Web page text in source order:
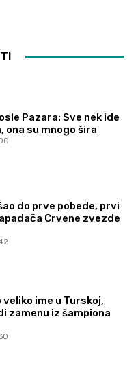
Pazara: Sve nek ide
ona su mnogo šira
do prve pobede, prvi
Crvene zvezde
veliko ime u Turskoj,
zamenu iz šampiona